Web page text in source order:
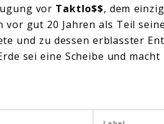
vor Taktlo$$, dem
vor gut 20 Jahren als Teil
und zu dessen erblasster
sei eine Scheibe und macht